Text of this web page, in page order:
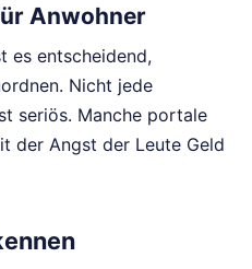
Anwohner
es entscheidend,
Nicht jede
seriös. Manche portale
der Angst der Leute Geld